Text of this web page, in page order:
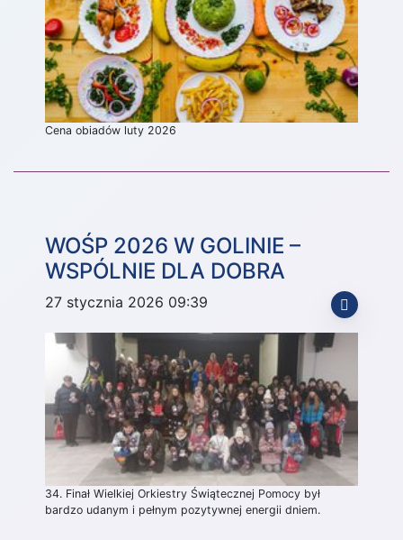
Cena obiadów luty 2026
WOŚP 2026 W GOLINIE –
WSPÓLNIE DLA DOBRA
27 stycznia 2026 09:39
34. Finał Wielkiej Orkiestry Świątecznej Pomocy był
bardzo udanym i pełnym pozytywnej energii dniem.